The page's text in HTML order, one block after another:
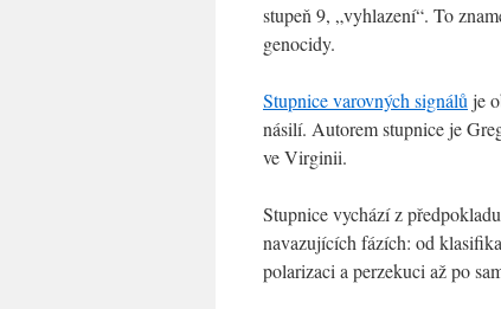
stupeň 9, „vyhlazení“. To
genocidy.
Stupnice varovných signálů je
násilí. Autorem stupnice je
ve Virginii.
Stupnice vychází z
navazujících fázích: od
polarizaci a perzekuci až po